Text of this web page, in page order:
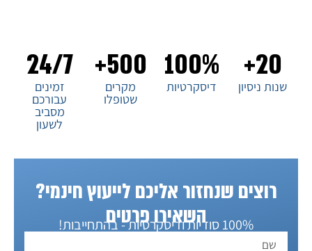
20+
שנות ניסיון
100%
דיסקרטיות
500+
מקרים
שטופלו
24/7
זמינים
עבורכם
מסביב
לשעון
רוצים שנחזור אליכם לייעוץ חינמי?
השאירו פרטים
100% סודיות ודיסקרטיות - בהתחייבות!